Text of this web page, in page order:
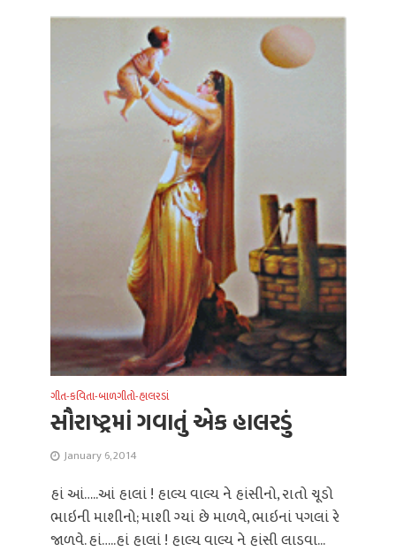
ગીત-કવિતા-બાળગીતો-હાલરડાં
સૌરાષ્ટ્રમાં ગવાતું એક હાલરડું
January 6, 2014
હાં આં…..આં હાલાં ! હાલ્ય વાલ્ય ને હાંસીનો, રાતો ચૂડો
ભાઇની માશીનો; માશી ગ્યાં છે માળવે, ભાઇનાં પગલાં રે
જાળવે. હાં…..હાં હાલાં ! હાલ્ય વાલ્ય ને હાંસી લાડવા...